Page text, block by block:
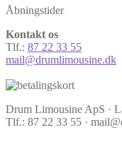
Åbningstider
Kontakt os
Tlf.: 87 22 33 55
mail@drumlimousine.dk
Drum Limousine ApS ·
Tlf.: 87 22 33 55 ·